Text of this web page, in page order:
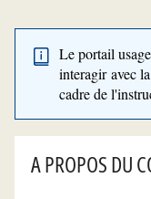
Le portail
interagir avec
cadre de
A PROPOS DU